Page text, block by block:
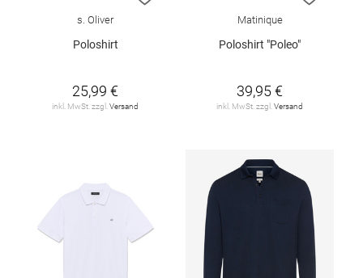
s. Oliver
Poloshirt
25,99 €
inkl. MwSt. zzgl.Versand
Matinique
Poloshirt "Poleo"
39,95 €
inkl. MwSt. zzgl.Versand